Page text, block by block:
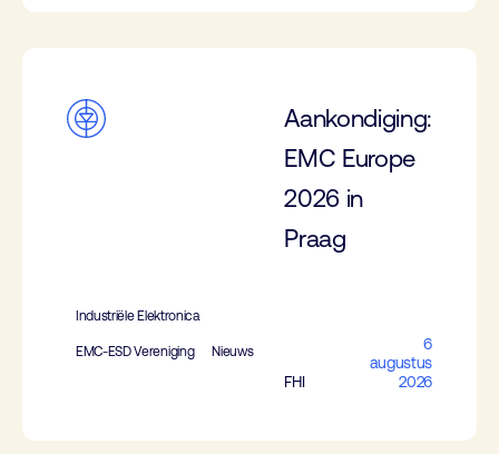
Aankondiging:
EMC Europe
2026 in
Praag
Industriële Elektronica
EMC-ESD Vereniging Nieuws
FHI
6
augustus
2026